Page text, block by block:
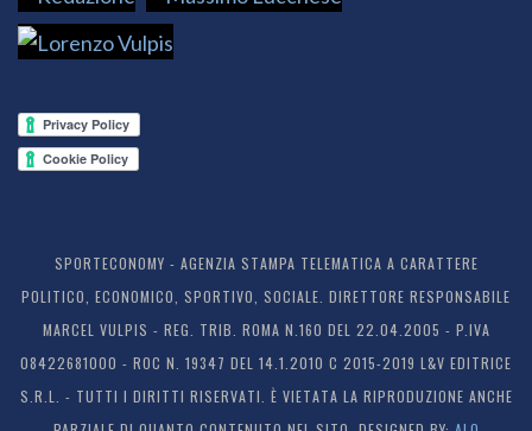
SPORTECONOMY - AGENZIA STAMPA TELEMATICA A CARATTERE
POLITICO, ECONOMICO, SPORTIVO, SOCIALE. DIRETTORE RESPONSABILE
MARCEL VULPIS - REG. TRIB. ROMA N.160 DEL 22.04.2005 - P.IVA
08422681000 - ROC N. 19347 DEL 14.1.2010 C 2015-2019 L&V EDITRICE
S.R.L. - TUTTI I DIRITTI RISERVATI. È VIETATA LA RIPRODUZIONE ANCHE